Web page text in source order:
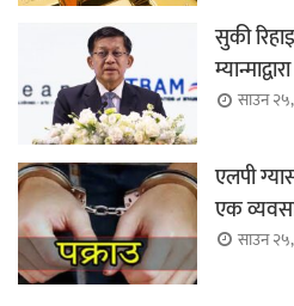
सुकी
साउन
एलपी
एक
साउन